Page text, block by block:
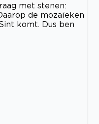
met stenen:
de mozaïeken
komt. Dus ben